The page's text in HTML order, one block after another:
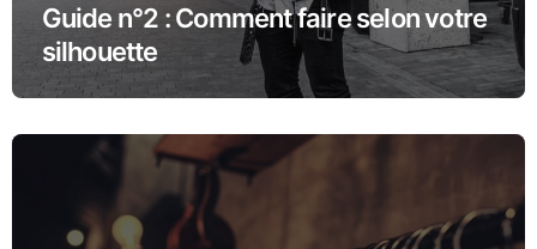
Guide n°2 : Comment faire selon votre
silhouette